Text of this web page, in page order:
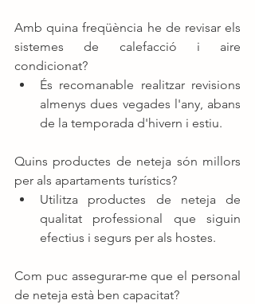
Amb quina freqüència he de revisar els
sistemes de calefacció i aire
condicionat?
És recomanable realitzar revisions
almenys dues vegades l'any, abans
de la temporada d'hivern i estiu.
Quins productes de neteja són millors
per als apartaments turístics?
Utilitza productes de neteja de
qualitat professional que siguin
efectius i segurs per als hostes.
Com puc assegurar-me que el personal
de neteja està ben capacitat?